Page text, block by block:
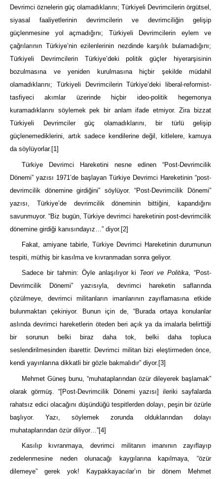
Devrimci öznelerin güç olamadıklarını; Türkiyeli Devrimcilerin örgütsel,
siyasal faaliyetlerinin devrimcilerin ve devrimciliğin gelişip
güçlenmesine yol açmadığını; Türkiyeli Devrimcilerin eylem ve
çağrılarının Türkiye’nin ezilenlerinin nezdinde karşılık bulamadığını;
Türkiyeli Devrimcilerin Türkiye’deki politik güçler hiyerarşisinin
bozulmasına ve yeniden kurulmasına hiçbir şekilde müdahil
olamadıklarını; Türkiyeli Devrimcilerin Türkiye’deki liberal-reformist-
tasfiyeci akımlar üzerinde hiçbir ideo-politik hegemonya
kuramadıklarını söylemek pek bir anlam ifade etmiyor. Zira bizzat
Türkiyeli Devrimciler güç olamadıklarını, bir türlü gelişip
güçlenemediklerini, artık sadece kendilerine değil, kitlelere, kamuya
da söylüyorlar. [1]
Türkiye Devrimci Hareketini nesne edinen “Post-Devrimcilik
Dönemi” yazısı 1971’de başlayan Türkiye Devrimci Hareketinin “post-
devrimcilik dönemine girdiğini” söylüyor. “Post-Devrimcilik Dönemi”
yazısı, Türkiye’de devrimcilik döneminin bittiğini, kapandığını
savunmuyor. “Biz bugün, Türkiye devrimci hareketinin post-devrimcilik
dönemine girdiği kanısındayız…” diyor. [2]
Fakat, amiyane tabirle, Türkiye Devrimci Hareketinin durumunun
tespiti, müthiş bir kasılma ve kıvranmadan sonra geliyor.
Sadece bir tahmin: Öyle anlaşılıyor ki Teori ve Politika, “Post-
Devrimcilik Dönemi” yazısıyla, devrimci hareketin saflarında
çözülmeye, devrimci militanların imanlarının zayıflamasına etkide
bulunmaktan çekiniyor. Bunun için de, “Burada ortaya konulanlar
aslında devrimci hareketlerin öteden beri açık ya da imalarla belirttiği
bir sorunun belki biraz daha tok, belki daha topluca
seslendirilmesinden ibarettir. Devrimci militan bizi eleştirmeden önce,
kendi yayınlarına dikkatli bir gözle bakmalıdır” diyor. [3]
Mehmet Güneş bunu, “muhataplarından özür dileyerek başlamak”
olarak görmüş. “[Post-Devrimcilik Dönemi yazısı] ileriki sayfalarda
rahatsız edici olacağını düşündüğü tespitlerden dolayı, peşin bir özürle
başlıyor. Yazı, söylemek zorunda olduklarından dolayı
muhataplarından özür diliyor…”[4]
Kasılıp kıvranmaya, devrimci militanın imanının zayıflayıp
zedelenmesine neden olunacağı kaygılarına kapılmaya, “özür
dilemeye” gerek yok! Kaypakkayacılar’ın bir dönem Mehmet